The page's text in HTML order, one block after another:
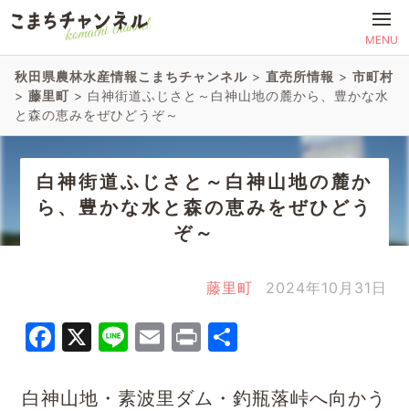
MENU
秋田県農林水産情報こまちチャンネル > 直売所情報 > 市町村
> 藤里町 > 白神街道ふじさと～白神山地の麓から、豊かな水
と森の恵みをぜひどうぞ～
白神街道ふじさと～白神山地の麓か
ら、豊かな水と森の恵みをぜひどう
ぞ～
藤里町 2024年10月31日
Facebook
X LineEmail
Print
白神山地・素波里ダム・釣瓶落峠へ向かう